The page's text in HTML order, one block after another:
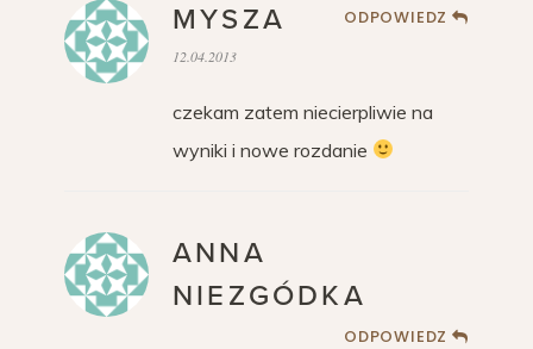
MYSZA ODPOWIEDZ
12.04.2013
czekam zatem niecierpliwie na
wyniki i nowe rozdanie
ANNA
NIEZGÓDKA
ODPOWIEDZ